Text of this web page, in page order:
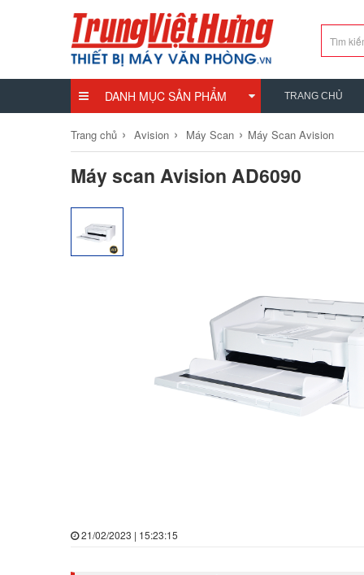
DANH MỤC SẢN PHẨM TRANG CHỦ
Trang chủ › Avision › Máy Scan › Máy Scan Avision
Máy scan Avision AD6090
21/02/2023 | 15:23:15